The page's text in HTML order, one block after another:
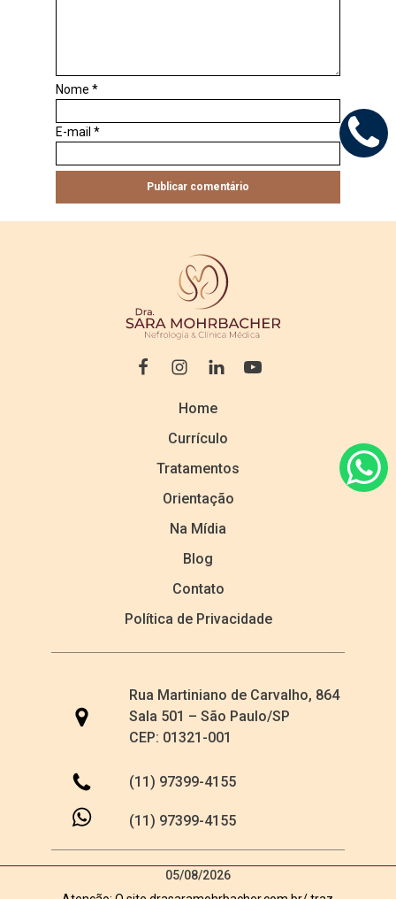
Nome *
E-mail *
Home
Currículo
Tratamentos
Orientação
Na Mídia
Blog
Contato
Política de Privacidade
Rua Martiniano de Carvalho, 864
Sala 501 – São Paulo/SP
CEP: 01321-001
(11) 97399-4155
(11) 97399-4155
05/08/2026